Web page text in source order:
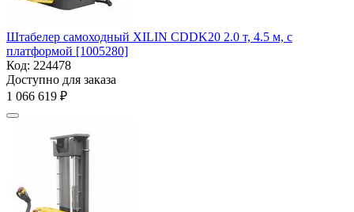
Штабелер самоходный XILIN CDDK20 2.0 т, 4.5 м, с
платформой [1005280]
Код: 224478
Доступно для заказа
1 066 619 ₽